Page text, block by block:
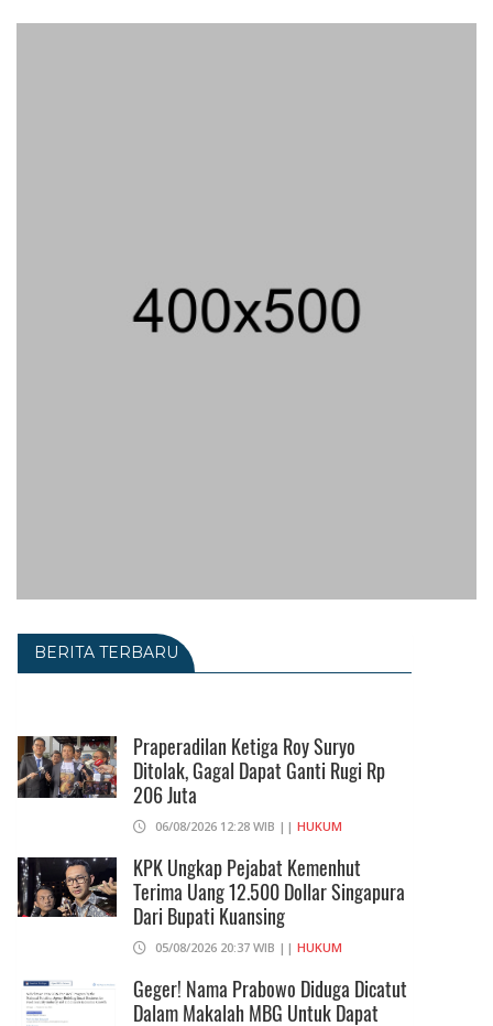
BERITA TERBARU
Praperadilan Ketiga Roy Suryo
Ditolak, Gagal Dapat Ganti Rugi Rp
206 Juta
06/08/2026 12:28 WIB || HUKUM
KPK Ungkap Pejabat Kemenhut
Terima Uang 12.500 Dollar Singapura
Dari Bupati Kuansing
05/08/2026 20:37 WIB || HUKUM
Geger! Nama Prabowo Diduga Dicatut
Dalam Makalah MBG Untuk Dapat